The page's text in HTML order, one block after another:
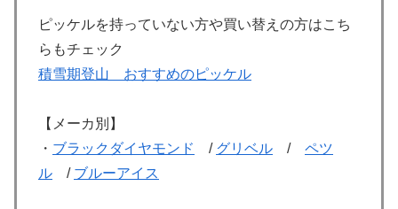
ピッケルを持っていない方や買い替えの方はこち
らもチェック
積雪期登山 おすすめのピッケル
【メーカ別】
・ ブラックダイヤモンド / グリベル / ペツ
ル / ブルーアイス